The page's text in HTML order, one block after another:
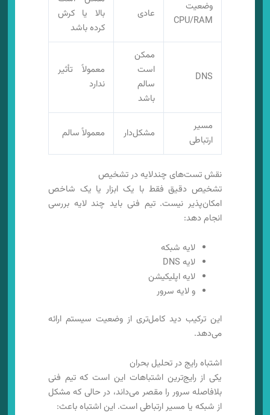
وضعیت
CPU/RAM
عادی
بالا یا کرش
کرده باشد
DNS
ممکن
است
سالم
باشد
معمولاً تأثیر
ندارد
مسیر
ارتباطی
مشکل‌دار معمولاً سالم
نقش تست‌های چندلایه در تشخیص
تشخیص دقیق فقط با یک ابزار یا یک شاخص
امکان‌پذیر نیست. تیم فنی باید چند لایه بررسی
انجام دهد:
لایه شبکه
لایه DNS
لایه اپلیکیشن
و لایه سرور
این ترکیب دید کامل‌تری از وضعیت سیستم ارائه
می‌دهد.
اشتباه رایج در تحلیل بحران
یکی از رایج‌ترین اشتباهات این است که تیم فنی
بلافاصله سرور را مقصر می‌داند، در حالی که مشکل
از شبکه یا مسیر ارتباطی است. این اشتباه باعث: